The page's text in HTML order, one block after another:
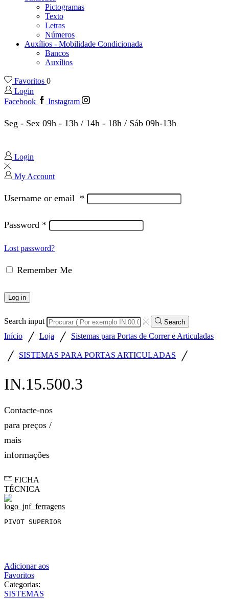
Pictogramas
Texto
Letras
Números
Auxílios - Mobilidade Condicionada
Bancos
Auxílios
Favoritos 0
Login
Facebook
Instagram
Seg - Sex 09h - 13h / 14h - 18h / Sáb 09h-13h
Login
My Account
Username or email *
Password *
Lost password?
Remember Me
Log in
Search input Search
Início / Loja / Sistemas para Portas de Correr e Articuladas
/ SISTEMAS PARA PORTAS ARTICULADAS
/
IN.15.500.3
Contacte-nos
para preços /
mais
informações
FICHA
TÉCNICA
PIVOT SUPERIOR
Adicionar aos
Favoritos
Categorias:
SISTEMAS